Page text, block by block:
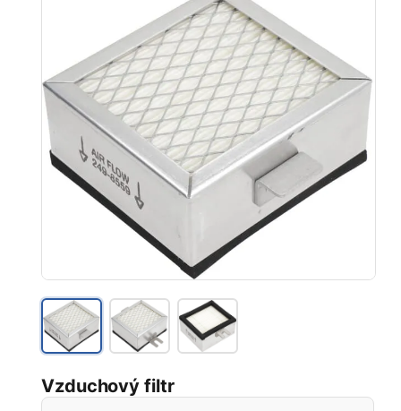
Vzduchový filtr